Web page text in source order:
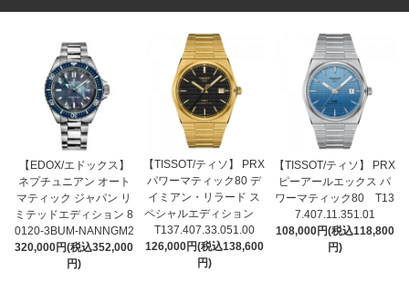
【EDOX/エドックス】
ネプチュニアン オート
マティック ジャパン リ
ミテッドエディション 8
0120-3BUM-NANNGM2
320,000円(税込352,000
円)
【TISSOT/ティソ】 PRX
パワーマティック80 デ
イミアン・リラード ス
ペシャルエディション
T137.407.33.051.00
126,000円(税込138,600
円)
【TISSOT/ティソ】 PRX
ピーアールエックス パ
ワーマティック80 T13
7.407.11.351.01
108,000円(税込118,800
円)